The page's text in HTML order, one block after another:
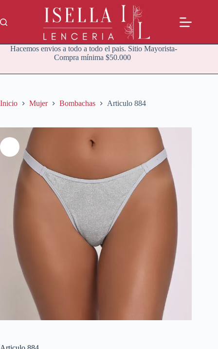
contenido
Hacemos envios a todo a todo el pais. Sitio Mayorista-
Compra mínima $50.000
Inicio Mujer Bombachas Articulo 884